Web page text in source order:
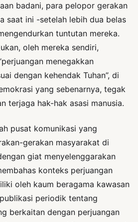
badani, para pelopor gerakan
saat ini -setelah lebih dua belas
tuntutan mereka.
oleh mereka sendiri,
menegakkan
dengan kehendak Tuhan”, di
yang sebenarnya, tegak
terjaga hak-hak asasi manusia.
pusat komunikasi yang
gerakan masyarakat di
giat menyelenggarakan
konteks perjuangan
oleh kaum beragama kawasan
periodik tentang
berkaitan dengan perjuangan